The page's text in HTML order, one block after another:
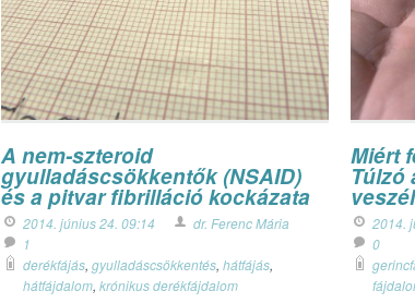
A nem-szteroid
gyulladáscsökkentők (NSAID)
és a pitvar fibrilláció kockázata
2014. június 24. 09:14
dr. Ferenc Mária
1
derékfájás, gyulladáscsökkentés, hátfájás,
hátfájdalom, krónikus derékfájdalom
Miért
Túlzó
2014.
0